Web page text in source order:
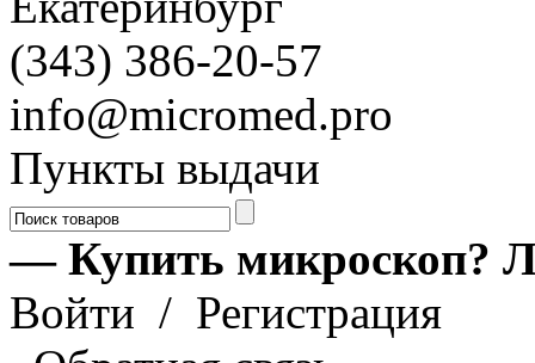
(343) 386-20-57
info@micromed.pro
Пункты выдачи
— Купить микроскоп?
Войти / Регистрация